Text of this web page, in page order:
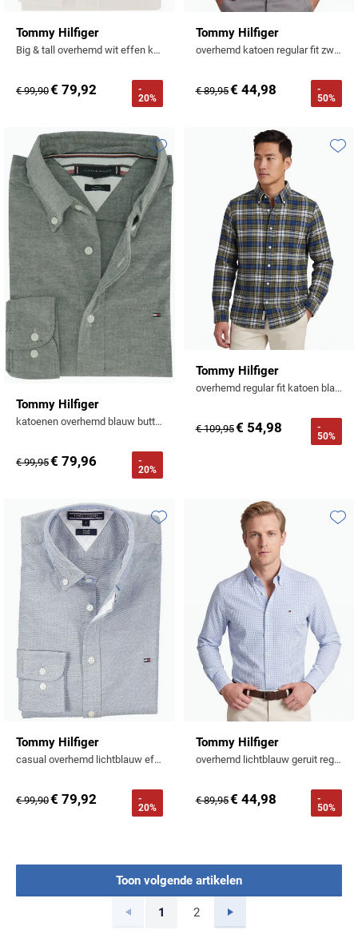
Tommy Hilfiger
Big & tall overhemd wit effen katoen normale fit
€ 99,90€ 79,92
-
20%
Tommy Hilfiger
overhemd katoen regular fit zwart geruit
€ 89,95€ 44,98
-
50%
Tommy Hilfiger
katoenen overhemd blauw button-down
€ 99,95€ 79,96
-
20%
Toevoegen aan favorieten
Tommy Hilfiger
overhemd regular fit katoen blauw groen geruit
€ 109,95€ 54,98
-
50%
Tommy Hilfiger
casual overhemd lichtblauw effen katoen slim fit
€ 99,90€ 79,92
-
20%
Toevoegen aan favorieten
Tommy Hilfiger
overhemd lichtblauw geruit regular fit katoen
€ 89,95€ 44,98
-
50%
Toon volgende artikelen
Vorige
1
2 Volgende